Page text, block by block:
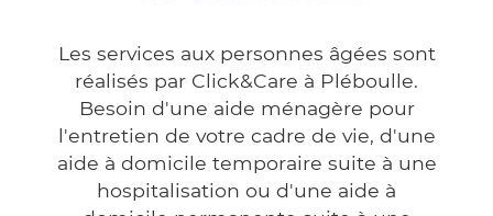
Les services aux personnes âgées sont
réalisés par Click&Care à Pléboulle.
Besoin d'une aide ménagère pour
l'entretien de votre cadre de vie, d'une
aide à domicile temporaire suite à une
hospitalisation ou d'une aide à